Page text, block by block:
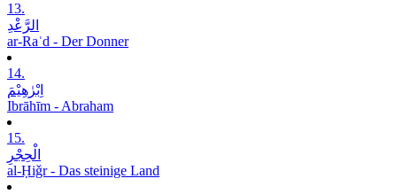
13.
الرَّعْدِ
ar-Raʿd - Der Donner
14.
اِبْرٰھِیْمَ
Ibrāhīm - Abraham
15.
الْحِجْرِ
al-Ḥiǧr - Das steinige Land